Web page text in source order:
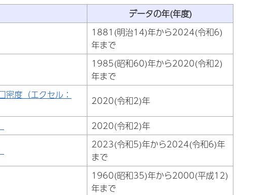
データの年(年度)
1881(明治14)年から2024(令和6)
年まで
1985(昭和60)年から2020(令和2)
年まで
度（エクセル：
2020(令和2)年
2020(令和2)年
2023(令和5)年から2024(令和6)年
まで
1960(昭和35)年から2000(平成12)
年まで